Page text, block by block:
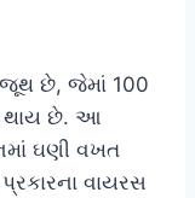
છે, જેમાં 100
થાય છે. આ
ઘણી વખત
વાયરસ